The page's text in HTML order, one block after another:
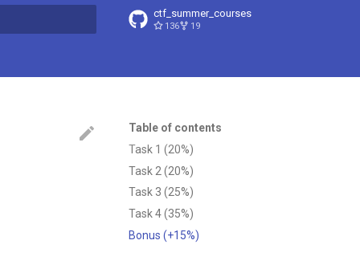
ctf_summer_courses
136 19
Table of contents
Task 1 (20%)
Task 2 (20%)
Task 3 (25%)
Task 4 (35%)
Bonus (+15%)